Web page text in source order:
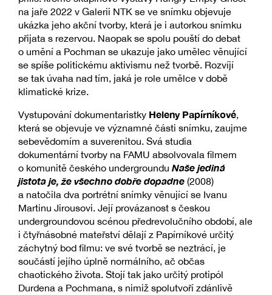
na jaře 2022 v Galerii NTK se ve snímku objevuje
ukázka jeho akční tvorby, která je i autorkou snímku
přijata s rezervou. Naopak se spolu pouští do debat
o umění a Pochman se ukazuje jako umělec věnující
se spíše politickému aktivismu než tvorbě. Rozvíjí
se tak úvaha nad tím, jaká je role umělce v době
klimatické krize.
Vystupování dokumentaristky Heleny Papírníkové,
která se objevuje ve významné části snímku, zaujme
sebevědomím a suverenitou. Svá studia
dokumentární tvorby na FAMU absolvovala filmem
o komunitě českého undergroundu Naše jediná
jistota je, že všechno dobře dopadne (2008)
a natočila dva portrétní snímky věnující se Ivanu
Martinu Jirousovi. Její provázanost s českou
undergroundovou scénou předrevolučního období, ale
i čtyřnásobné mateřství dělají z Papírníkové určitý
záchytný bod filmu: ve své tvorbě se neztrácí, je
součástí jejího úplně normálního, ač občas
chaotického života. Stojí tak jako určitý protipól
Durdena a Pochmana, s nimiž spolutvoří zdánlivě